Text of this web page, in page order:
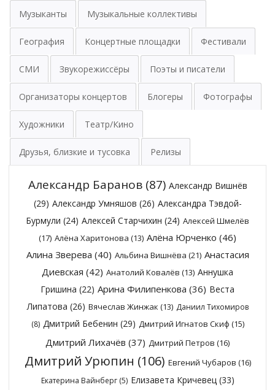
Музыканты Музыкальные коллективы
География Концертные площадки Фестивали
СМИ Звукорежиссёры Поэты и писатели
Организаторы концертов Блогеры Фотографы
Художники Театр/Кино
Друзья, близкие и тусовка Релизы
Александр Баранов(87) Александр Вишнёв
(29) Александр Умняшов (26) Александра Тэвдой-
Бурмули (24) Алексей Старчихин (24) Алексей Шмелёв
(17) Алёна Харитонова (13) Алёна Юрченко (46)
Алина Зверева (40) Альбина Вишнёва (21) Анастасия
Диевская (42) Анатолий Ковалёв (13) Аннушка
Гришина (22) Арина Филипенкова (36) Веста
Липатова (26) Вячеслав Жинжак (13) Даниил Тихомиров
(8) Дмитрий Бебенин (29) Дмитрий Игнатов Скиф (15)
Дмитрий Лихачёв (37) Дмитрий Петров (16)
Дмитрий Урюпин (106) Евгений Чубаров (16)
Екатерина Вайнберг(5) Елизавета Кричевец(33)